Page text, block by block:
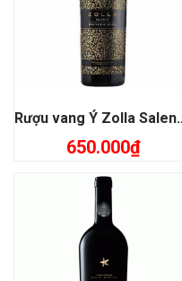
Rượu vang
650.000₫